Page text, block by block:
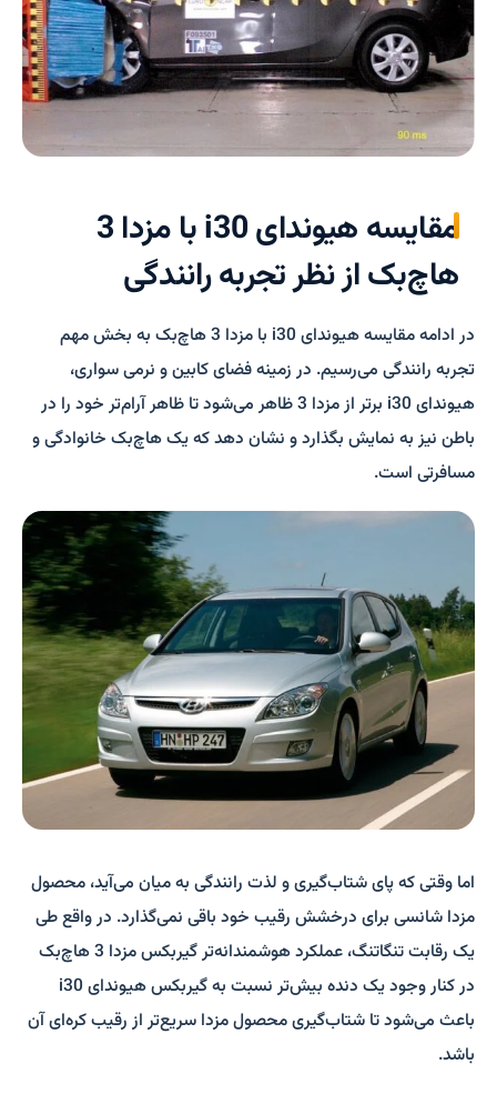
مقایسه هیوندای i30 با مزدا 3
هاچ‌بک از نظر تجربه رانندگی
در ادامه مقایسه هیوندای i30 با مزدا 3 هاچ‌بک به بخش مهم
تجربه رانندگی می‌رسیم. در زمینه فضای کابین و نرمی سواری،
هیوندای i30 برتر از مزدا 3 ظاهر می‌شود تا ظاهر آرام‌تر خود را در
باطن نیز به نمایش بگذارد و نشان دهد که یک هاچ‌بک خانوادگی و
مسافرتی است.
اما وقتی که پای شتاب‌گیری و لذت رانندگی به میان می‌آید، محصول
مزدا شانسی برای درخشش رقیب خود باقی نمی‌گذارد. در واقع طی
یک رقابت تنگاتنگ، عملکرد هوشمندانه‌تر گیربکس مزدا 3 هاچ‌بک
در کنار وجود یک دنده بیش‌تر نسبت به گیربکس هیوندای i30
باعث می‌شود تا شتاب‌گیری محصول مزدا سریع‌تر از رقیب کره‌ای آن
باشد.